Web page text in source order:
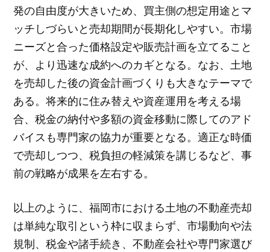
発の自由度が大きいため、買主側の想定用途とマ
ッチしづらいと売却期間が長期化しやすい。市場
ニーズと合った価格設定や販売計画を立てること
が、より迅速な成約へのカギとなる。なお、土地
を売却した後の資金計画づくりも大きなテーマで
ある。将来的に住み替えや資産運用を考える場
合、税金の納付や多額の資金移動に際してのアド
バイスも専門家の協力が重要となる。適正な時価
で売却しつつ、税負担の軽減策を講じるなど、事
前の戦略が成果を左右する。
以上のように、福岡市における土地の不動産売却
は単純な取引という枠に収まらず、市場動向や法
規制、税金や諸手続き、不動産会社や専門家選び